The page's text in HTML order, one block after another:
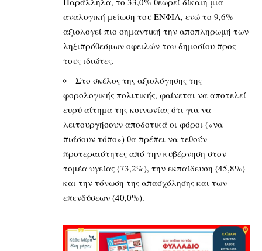
αναλογική μείωση του ΕΝΦΙΑ, ενώ το 9,6%
αξιολογεί πιο σημαντική την αποπληρωμή των
ληξιπρόθεσμων οφειλών του δημοσίου προς
τους ιδιώτες.
Στο σκέλος της αξιολόγησης της
φορολογικής πολιτικής, φαίνεται να αποτελεί
ευρύ αίτημα της κοινωνίας ότι για να
λειτουργήσουν αποδοτικά οι φόροι («να
πιάσουν τόπο») θα πρέπει να τεθούν
προτεραιότητες από την κυβέρνηση στον
τομέα υγείας (73,2%), την εκπαίδευση (45,8%)
και την τόνωση της απασχόλησης και των
επενδύσεων (40,0%).